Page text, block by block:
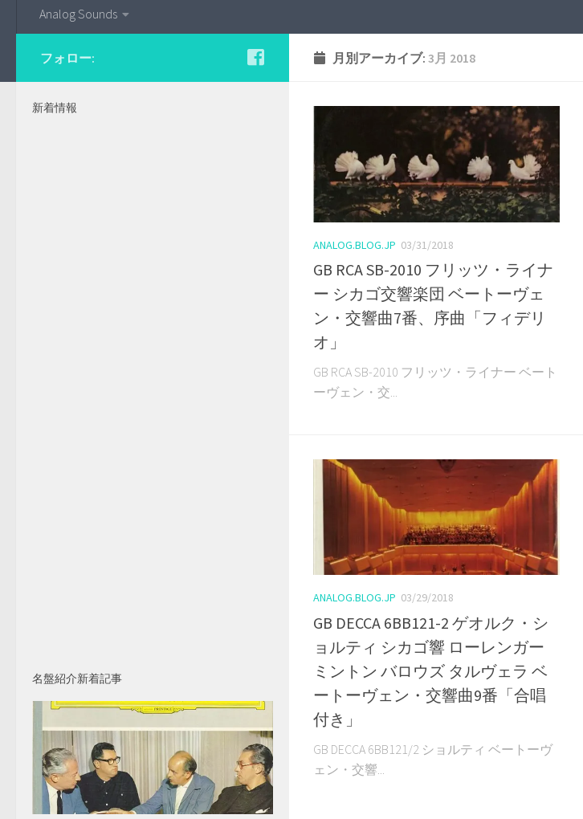
Analog Sounds
月別アーカイブ: 3月 2018
ANALOG.BLOG.JP 03/31/2018
GB RCA SB-2010 フリッツ・ライナ
ー シカゴ交響楽団 ベートーヴェ
ン・交響曲7番、序曲「フィデリ
オ」
GB RCA SB-2010 フリッツ・ライナー ベート
ーヴェン・交...
ANALOG.BLOG.JP 03/29/2018
GB DECCA 6BB121-2 ゲオルク・シ
ョルティ シカゴ響 ローレンガー
ミントン バロウズ タルヴェラ ベ
ートーヴェン・交響曲9番「合唱
付き」
GB DECCA 6BB121/2 ショルティ ベートーヴ
ェン・交響...
フォロー:
新着情報
名盤紹介新着記事